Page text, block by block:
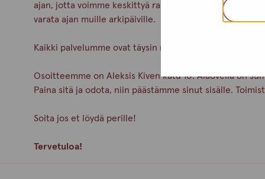
ajan, jotta voimme keskittyä rauhassa juuri sinun
varata ajan muille arkipäiville.
Kaikki palvelumme ovat täysin nimettömiä ja
Osoitteemme on Aleksis Kiven katu 10. Alaovella on
Paina sitä ja odota, niin päästämme sinut sisälle.
Soita jos et löydä perille!
Tervetuloa!